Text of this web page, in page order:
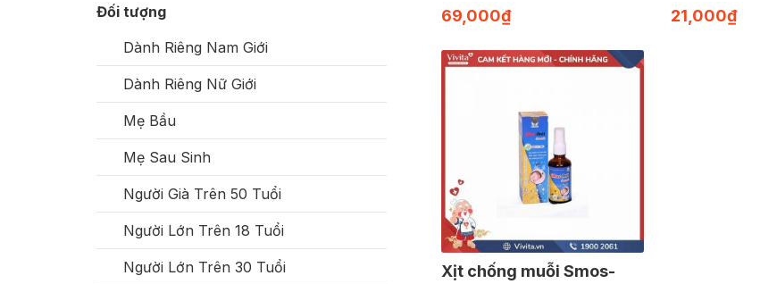
Đối tượng
Dành Riêng Nam Giới
Dành Riêng Nữ Giới
Mẹ Bầu
Mẹ Sau Sinh
Người Già Trên 50 Tuổi
Người Lớn Trên 18 Tuổi
Người Lớn Trên 30 Tuổi
10g)
69,000₫ 21,000₫
Xịt chống muỗi Smos-